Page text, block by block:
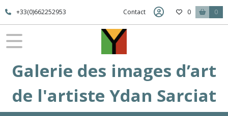
+33(0)662252953 Contact 0 0
Galerie des images d’art
de l'artiste Ydan Sarciat